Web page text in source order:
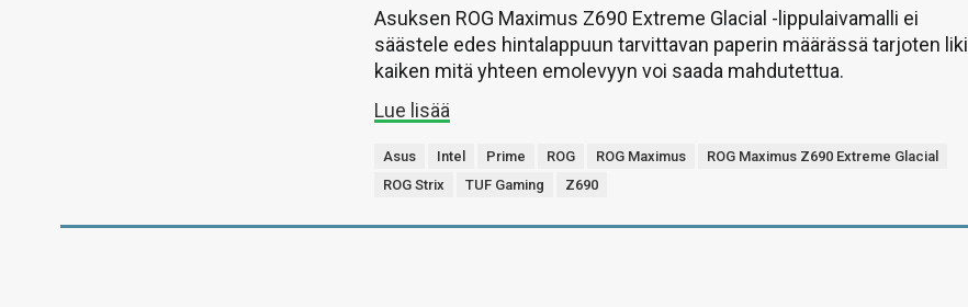
Asuksen ROG Maximus Z690 Extreme Glacial -lippulaivamalli ei
säästele edes hintalappuun tarvittavan paperin määrässä tarjoten liki
kaiken mitä yhteen emolevyyn voi saada mahdutettua.
Lue lisää
Asus Intel Prime ROG ROG Maximus
ROG Maximus Z690 Extreme Glacial
ROG Strix
TUF Gaming Z690